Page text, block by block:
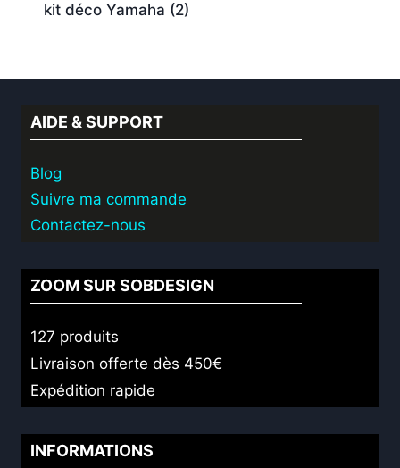
kit déco Yamaha (2)
AIDE & SUPPORT
Blog
Suivre ma commande
Contactez-nous
ZOOM SUR SOBDESIGN
127 produits
Livraison offerte dès 450€
Expédition rapide
INFORMATIONS